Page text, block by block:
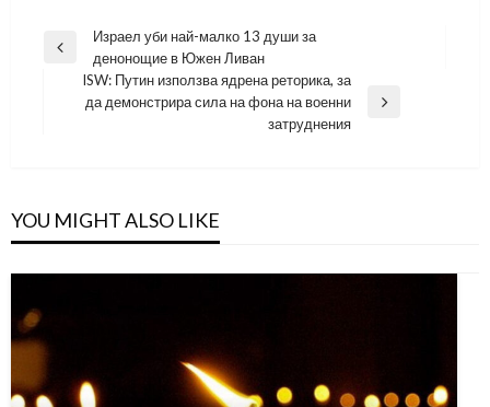
Навигация
Previous
Израел уби най-малко 13 души за
денонощие в Южен Ливан
Next
ISW: Путин използва ядрена реторика, за
да демонстрира сила на фона на военни
затруднения
YOU MIGHT ALSO LIKE